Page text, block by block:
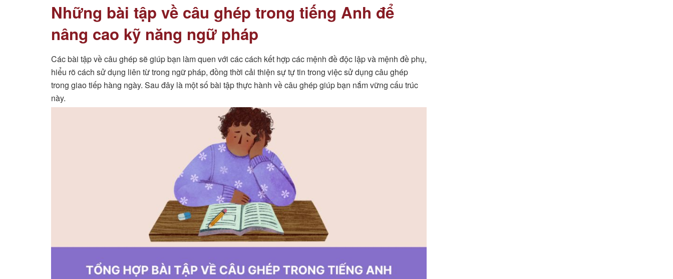
Những bài tập về câu ghép trong tiếng Anh để
nâng cao kỹ năng ngữ pháp
Các bài tập về câu ghép sẽ giúp bạn làm quen với các cách kết hợp các mệnh đề độc lập và mệnh đề phụ,
hiểu rõ cách sử dụng liên từ trong ngữ pháp, đồng thời cải thiện sự tự tin trong việc sử dụng câu ghép
trong giao tiếp hàng ngày. Sau đây là một số bài tập thực hành về câu ghép giúp bạn nắm vững cấu trúc
này.